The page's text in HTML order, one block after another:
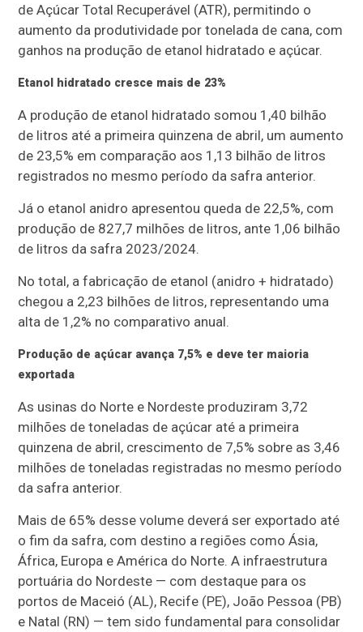
de Açúcar Total Recuperável (ATR), permitindo o
aumento da produtividade por tonelada de cana, com
ganhos na produção de etanol hidratado e açúcar.
Etanol hidratado cresce mais de 23%
A produção de etanol hidratado somou 1,40 bilhão
de litros até a primeira quinzena de abril, um aumento
de 23,5% em comparação aos 1,13 bilhão de litros
registrados no mesmo período da safra anterior.
Já o etanol anidro apresentou queda de 22,5%, com
produção de 827,7 milhões de litros, ante 1,06 bilhão
de litros da safra 2023/2024.
No total, a fabricação de etanol (anidro + hidratado)
chegou a 2,23 bilhões de litros, representando uma
alta de 1,2% no comparativo anual.
Produção de açúcar avança 7,5% e deve ter maioria
exportada
As usinas do Norte e Nordeste produziram 3,72
milhões de toneladas de açúcar até a primeira
quinzena de abril, crescimento de 7,5% sobre as 3,46
milhões de toneladas registradas no mesmo período
da safra anterior.
Mais de 65% desse volume deverá ser exportado até
o fim da safra, com destino a regiões como Ásia,
África, Europa e América do Norte. A infraestrutura
portuária do Nordeste — com destaque para os
portos de Maceió (AL), Recife (PE), João Pessoa (PB)
e Natal (RN) — tem sido fundamental para consolidar